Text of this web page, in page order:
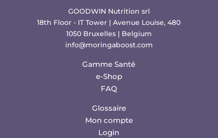
GOODWIN Nutrition srl
18th Floor - IT Tower | Avenue Louise, 480
1050 Bruxelles | Belgium
info@moringaboost.com
Gamme Santé
e-Shop
FAQ
Glossaire
Mon compte
Login